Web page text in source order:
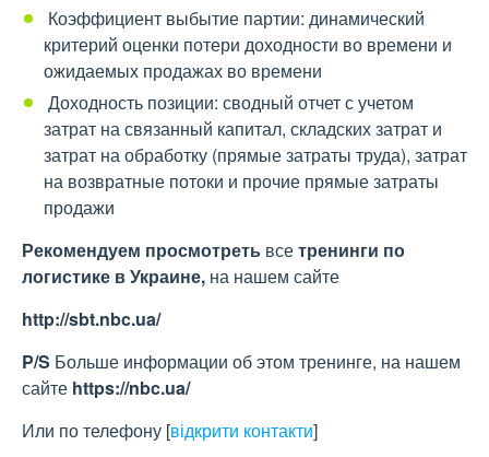
Коэффициент выбытие партии: динамический
критерий оценки потери доходности во времени и
ожидаемых продажах во времени
Доходность позиции: сводный отчет с учетом
затрат на связанный капитал, складских затрат и
затрат на обработку (прямые затраты труда), затрат
на возвратные потоки и прочие прямые затраты
продажи
Рекомендуем просмотреть всетренинги по
логистике в Украине, на нашем сайте
http://sbt.nbc.ua/
P/S Больше информации об этом тренинге, на нашем
сайте https://nbc.ua/
Или по телефону [відкрити контакти]